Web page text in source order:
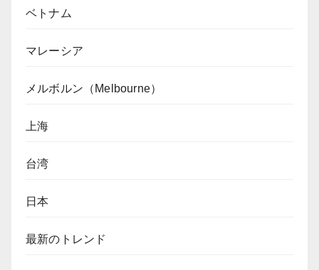
ベトナム
マレーシア
メルボルン（Melbourne）
上海
台湾
日本
最新のトレンド